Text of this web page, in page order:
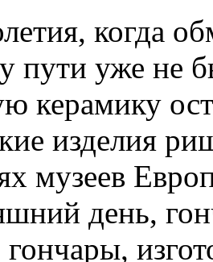
когда
пути уже не
керамику
изделия
музеев
день,
гончары,